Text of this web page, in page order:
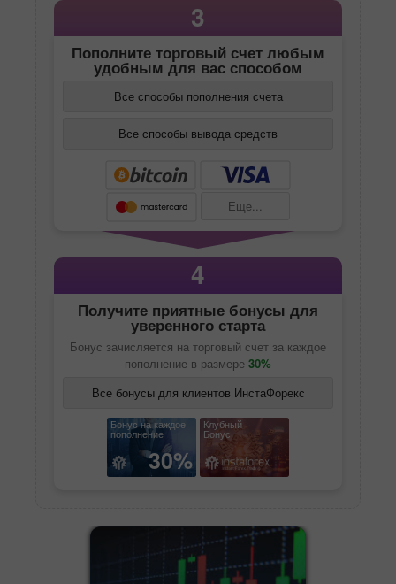
3
Пополните торговый счет любым
удобным для вас способом
Все способы пополнения счета
Все способы вывода средств
Еще...
4
Получите приятные бонусы для
уверенного старта
Бонус зачисляется на торговый счет за каждое
пополнение в размере 30%
Все бонусы для клиентов ИнстаФорекс
Бонус на каждое
пополнение
30%
Клубный
Бонус